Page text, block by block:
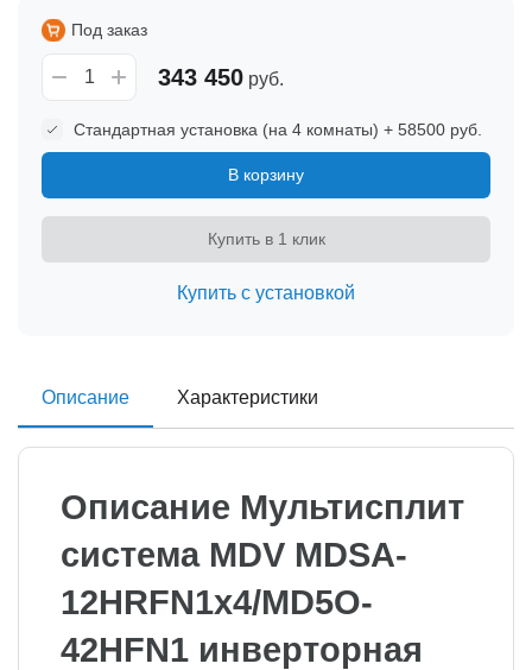
Под заказ
343 450 руб.
Стандартная установка (на 4 комнаты) + 58500 руб.
В корзину
Купить в 1 клик
Купить с установкой
Описание Характеристики
Описание Мультисплит
система MDV MDSA-
12HRFN1x4/MD5O-
42HFN1 инверторная